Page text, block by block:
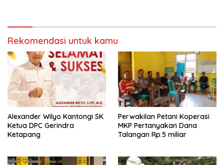
Rekomendasi untuk kamu
Alexander Wilyo Kantongi SK
Ketua DPC Gerindra
Ketapang
Perwakilan Petani Koperasi
MKP Pertanyakan Dana
Talangan Rp.5 miliar